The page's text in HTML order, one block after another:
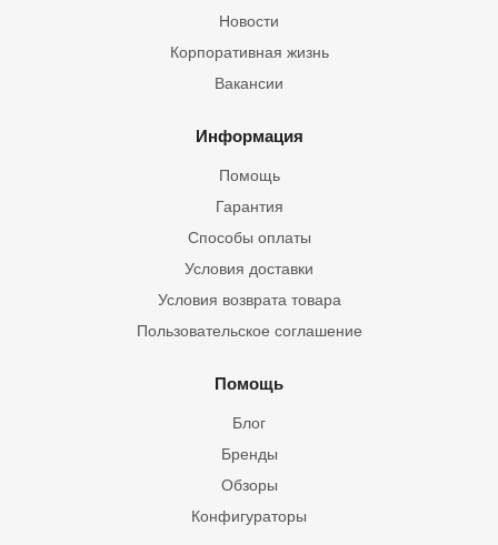
Новости
Корпоративная жизнь
Вакансии
Информация
Помощь
Гарантия
Способы оплаты
Условия доставки
Условия возврата товара
Пользовательское соглашение
Помощь
Блог
Бренды
Обзоры
Конфигураторы